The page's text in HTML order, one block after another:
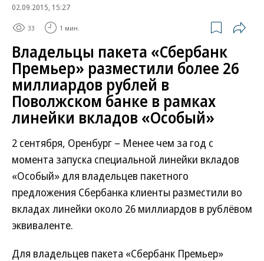
02.09.2015, 15:27
33 1 мин.
Владельцы пакета «Сбербанк
Премьер» разместили более 26
миллиардов рублей в
Поволжском банке в рамках
линейки вкладов «Особый»
2 сентября, Оренбург – Менее чем за год с
момента запуска специальной линейки вкладов
«Особый» для владельцев пакетного
предложения Сбербанка клиенты разместили во
вкладах линейки около 26 миллиардов в рублёвом
эквиваленте.
Для владельцев пакета «Сбербанк Премьер»